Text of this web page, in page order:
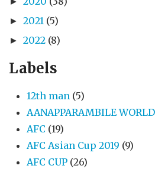
► 2021 (5)
► 2022 (8)
Labels
12th man (5)
AANAPPARAMBILE
AFC (19)
AFC Asian Cup 2019 (9)
AFC CUP (26)